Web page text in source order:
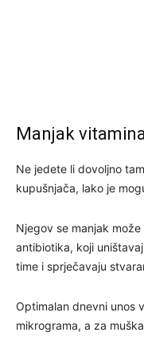
Manjak
Ne jedete li dovoljno
kupušnjača, lako je
Njegov se manjak
antibiotika, koji
time i sprječavaju
Optimalan dnevni unos
mikrograma, a za